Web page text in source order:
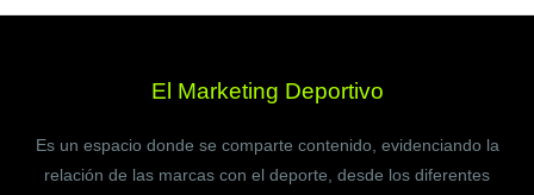
El Marketing Deportivo
Es un espacio donde se comparte contenido, evidenciando la
relación de las marcas con el deporte, desde los diferentes